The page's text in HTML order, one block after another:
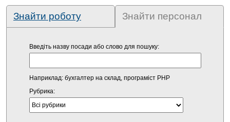
Знайти роботу Знайти персонал
Введіть назву посади або слово для пошуку:
Наприклад: бухгалтер на склад, програміст PHP
Рубрика: